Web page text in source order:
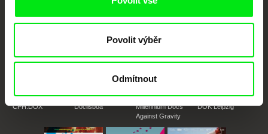
Povolit výběr
Odmítnout
CPH:DOX Doclisboa
Millennium Docs
Against Gravity
DOK Leipzig